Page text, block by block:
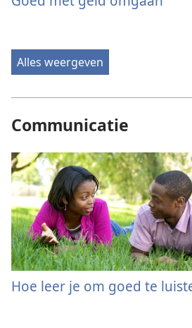
Alles weergeven
Communicatie
Hoe leer je om goed te